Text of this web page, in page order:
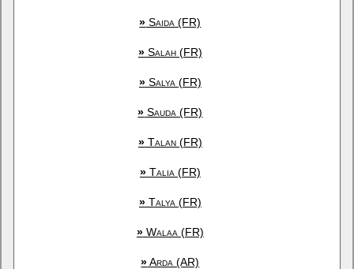
» Saida (FR)
»Salah (FR)
»Salya (FR)
» Sauda (FR)
»Talan (FR)
»Talia (FR)
»Talya (FR)
»Walaa (FR)
»Arda (AR)